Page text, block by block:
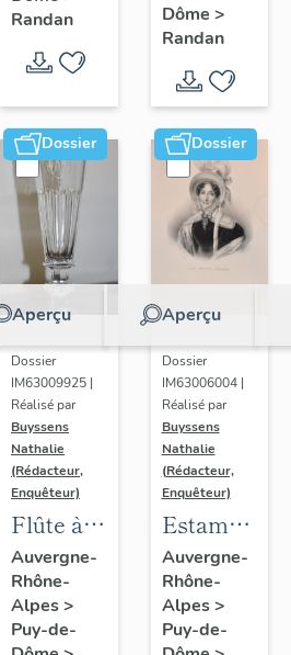
titre
(portrait
d'Adélaïde
d'Orléans),
n° 6
Randan
Dôme >
Randan
Dossier
Aperçu
Dossier
IM63009925 |
Réalisé par
Buyssens
Nathalie
(Rédacteur,
Enquêteur)
Flûte à
champagne
n° 8
Auvergne-
Rhône-
Alpes>
Puy-de-
Dossier
Aperçu
Dossier
IM63006004 |
Réalisé par
Buyssens
Nathalie
(Rédacteur,
Enquêteur)
Estampe
de
Madame
Delpech
- S.A.R.
Auvergne-
Rhône-
Alpes>
Puy-de-